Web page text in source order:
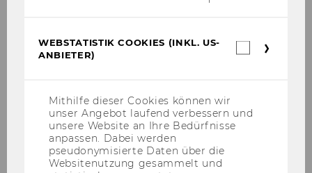
"CAMPUS"
Roberta Metsola zu Gast am
NEWS
NACH
KATEGORIE
"CAMPUS"
Ein Ort für Begegnung
FILTERE
CAMPUS
WEBSTATISTIK COOKIES (INKL. US-
ANBIETER)
Mithilfe dieser Cookies können wir
unser Angebot laufend verbessern und
unsere Website an Ihre Bedürfnisse
anpassen. Dabei werden
pseudonymisierte Daten über die
Websitenutzung gesammelt und